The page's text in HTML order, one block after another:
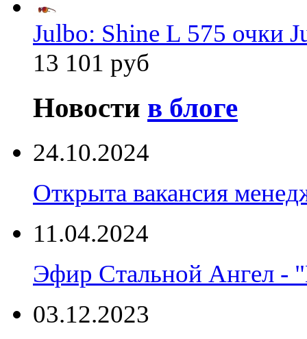
Julbo: Shine L 575 очки
13 101 руб
Новости в блоге
24.10.2024
Открыта вакансия
11.04.2024
Эфир Стальной Ангел -
03.12.2023